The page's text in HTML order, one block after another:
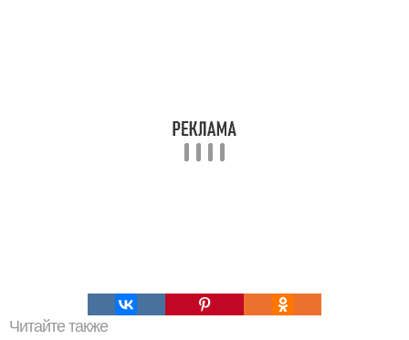
Читайте также